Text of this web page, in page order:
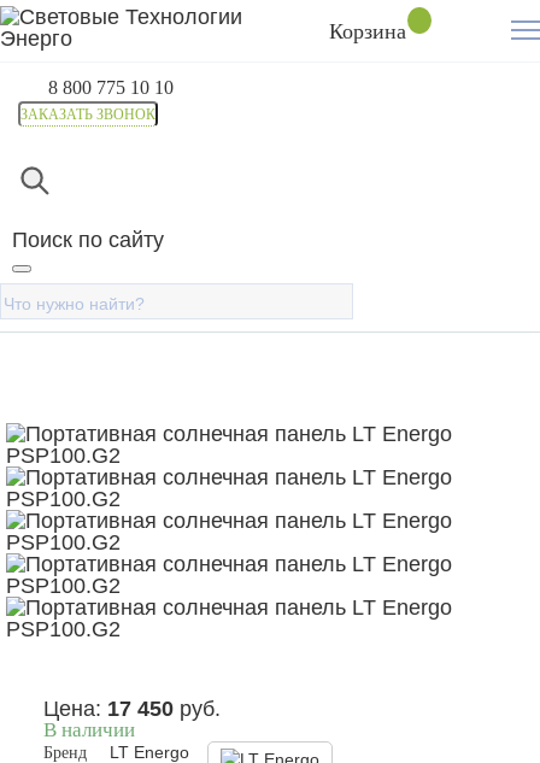
Корзина
8 800 775 10 10
ЗАКАЗАТЬ ЗВОНОК
Поиск по сайту
Главная
Портативная солнечная
панель LT Energo PSP100.G2
Цена: 17 450 руб.
В наличии
Бренд
LT Energo